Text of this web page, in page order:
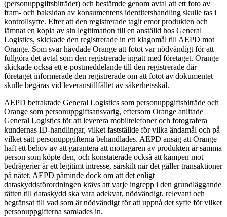
(personuppgiftsbiträdet) och bestämde genom avtal att ett foto av
fram- och baksidan av konsumentens identitetshandling skulle tas i
kontrollsyfte. Efter att den registrerade tagit emot produkten och
lämnat en kopia av sin legitimation till en anställd hos General
Logistics, skickade den registrerade in ett klagomål till AEPD mot
Orange. Som svar hävdade Orange att fotot var nödvändigt för att
fullgöra det avtal som den registrerade ingått med företaget. Orange
skickade också ett e-postmeddelande till den registrerade där
företaget informerade den registrerade om att fotot av dokumentet
skulle begäras vid leveranstillfället av säkerhetsskäl.
AEPD betraktade General Logistics som personuppgiftsbiträde och
Orange som personuppgiftsansvarig, eftersom Orange anlitade
General Logistics för att leverera mobiltelefoner och fotografera
kundernas ID-handlingar, vilket fastställde för vilka ändamål och på
vilket sätt personuppgifterna behandlades. AEPD ansåg att Orange
haft ett behov av att garantera att mottagaren av produkten är samma
person som köpte den, och konstaterade också att kampen mot
bedrägerier är ett legitimt intresse, särskilt när det gäller transaktioner
på nätet. AEPD påminde dock om att det enligt
dataskyddsförordningen krävs att varje ingrepp i den grundläggande
rätten till dataskydd ska vara adekvat, nödvändigt, relevant och
begränsat till vad som är nödvändigt för att uppnå det syfte för vilket
personuppgifterna samlades in.